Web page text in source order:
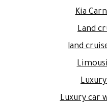
Kia
Land
land
Luxury car